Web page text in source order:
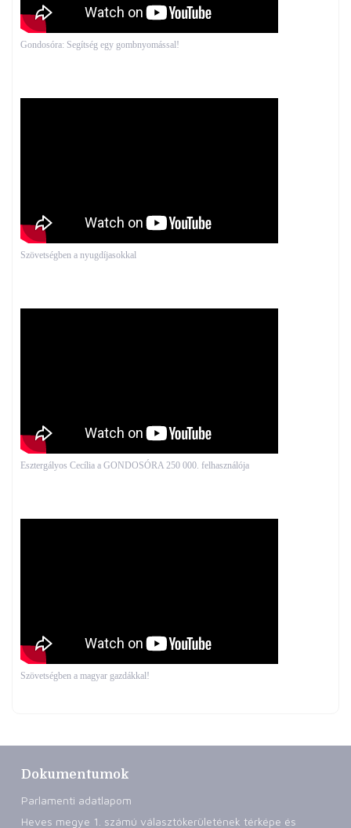
Gondosóra: Segítség egy gombnyomással!
Szövetségben a nyugdíjasokkal
Esztergályos Cecília a GONDOSÓRA 250 000. felhasználója
Szövetségben a magyar gazdákkal!
Dokumentumok
Parlamenti adatlapom
Heves megye 1. számú választókerületének térképe és